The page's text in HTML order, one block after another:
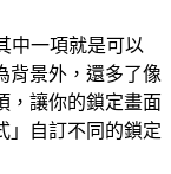
中一項就是可以
背景外，還多了像
，讓你的鎖定畫面
」自訂不同的鎖定